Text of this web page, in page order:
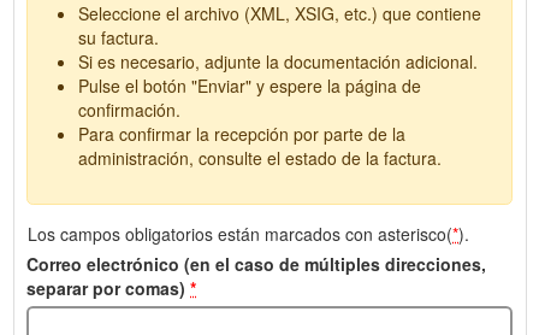
Seleccione el archivo (XML, XSIG, etc.) que contiene
su factura.
Si es necesario, adjunte la documentación adicional.
Pulse el botón "Enviar" y espere la página de
confirmación.
Para confirmar la recepción por parte de la
administración, consulte el estado de la factura.
Los campos obligatorios están marcados con asterisco(*).
Correo electrónico (en el caso de múltiples direcciones,
separar por comas) *